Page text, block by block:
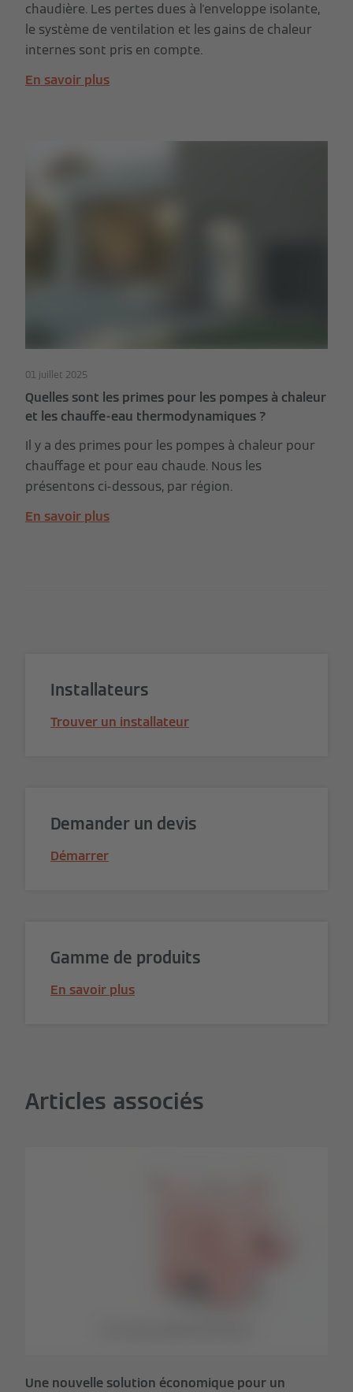
chaudière. Les pertes dues à l'enveloppe isolante,
le système de ventilation et les gains de chaleur
internes sont pris en compte.
En savoir plus
01 juillet 2025
Quelles sont les primes pour les pompes à chaleur
et les chauffe-eau thermodynamiques ?
Il y a des primes pour les pompes à chaleur pour
chauffage et pour eau chaude. Nous les
présentons ci-dessous, par région.
En savoir plus
Installateurs
Trouver un installateur
Demander un devis
Démarrer
Gamme de produits
En savoir plus
Articles associés
Une nouvelle solution économique pour un